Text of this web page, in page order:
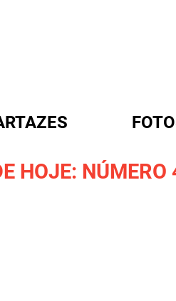
HOJE: NÚMERO
DE BUSCA